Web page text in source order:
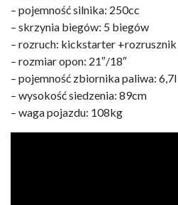
– pojemność silnika: 250cc
– skrzynia biegów: 5 biegów
– rozruch: kickstarter +rozrusznik
– rozmiar opon: 21″/18″
– pojemność zbiornika paliwa: 6,7l
– wysokość siedzenia: 89cm
– waga pojazdu: 108kg